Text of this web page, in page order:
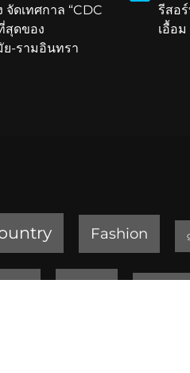
ดเทศกาล “CDC
สุดของ
ย-รามอินทรา
รีสอ
เอื้อม
Fashion